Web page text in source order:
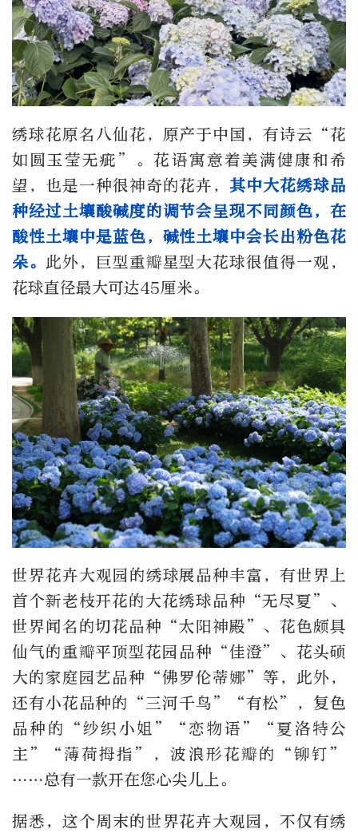
绣球花原名八仙花，原产于中国，有诗云“花
如圆玉莹无疵”。花语寓意着美满健康和希
望，也是一种很神奇的花卉，其中大花绣球品
种经过土壤酸碱度的调节会呈现不同颜色，在
酸性土壤中是蓝色，碱性土壤中会长出粉色花
朵。 此外，巨型重瓣星型大花球很值得一观，
花球直径最大可达45厘米。
世界花卉大观园的绣球展品种丰富，有世界上
首个新老枝开花的大花绣球品种“无尽夏”、
世界闻名的切花品种“太阳神殿”、花色颇具
仙气的重瓣平顶型花园品种“佳澄”、花头硕
大的家庭园艺品种“佛罗伦蒂娜”等，此外，
还有小花品种的“三河千鸟”“有松”，复色
品种的“纱织小姐”“恋物语”“夏洛特公
主”“薄荷拇指”，波浪形花瓣的“铆钉”
……总有一款开在您心尖儿上。
据悉，这个周末的世界花卉大观园，不仅有绣